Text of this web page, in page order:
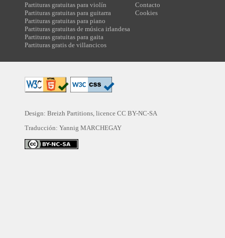
Partituras gratuitas para violín
Partituras gratuitas para guitarra
Partituras gratuitas para piano
Partituras gratuitas de música irlandesa
Partituras gratuitas para gaita
Partituras gratis de villancicos
Contacto
Cookies
Design: Breizh Partitions, licence CC BY-NC-SA
Traducción: Yannig MARCHEGAY